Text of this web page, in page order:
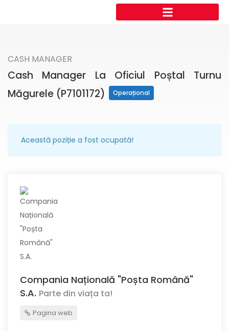
CASH MANAGER
Cash Manager La Oficiul Poștal Turnu
Măgurele (P7101172)
Operațional
Această poziție a fost ocupată!
Compania Națională "Poșta Română"
S.A. Parte din viața ta!
Pagina web